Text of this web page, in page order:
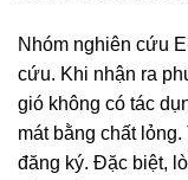
Nhóm nghiên cứu
cứu. Khi nhận ra
gió không có tác
mát bằng chất
đăng ký. Đặc biệt,